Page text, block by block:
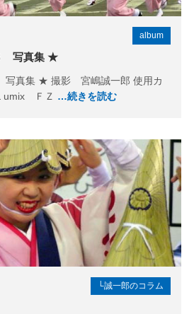
album
写真集 ★
真集 ★ 撮影 宮嶋誠一郎 使用カ
ＦＺ …続きを読む
└誠一郎のコラム